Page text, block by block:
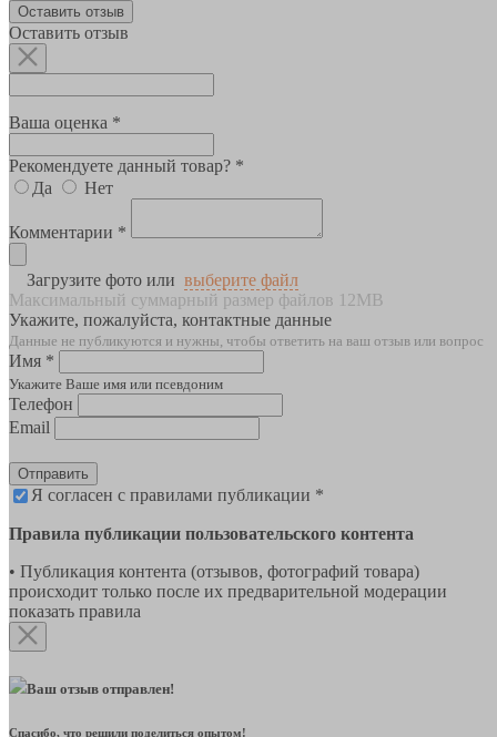
Оставить отзыв
Оставить отзыв
Ваша оценка *
Рекомендуете данный товар? *
Да
Нет
Комментарии *
Загрузите фото или выберите файл
Максимальный суммарный размер файлов 12MB
Укажите, пожалуйста, контактные данные
Данные не публикуются и нужны, чтобы ответить на ваш отзыв или вопрос
Имя *
Укажите Ваше имя или псевдоним
Телефон
Email
Отправить
Я согласен с правилами публикации *
Правила публикации пользовательского контента
• Публикация контента (отзывов, фотографий товара)
происходит только после их предварительной модерации
показать правила
Ваш отзыв отправлен!
Спасибо, что решили поделиться опытом!